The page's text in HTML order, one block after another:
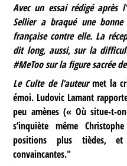
Avec un essai rédigé après
Sellier a braqué une
française contre elle. La
dit long, aussi, sur la
#MeToo sur la figure sacrée
Le Culte de l’auteurmet la
émoi. Ludovic Lamant
peu amènes (« Où situe-t-
s’inquiète même
positions plus tièdes, et
convaincantes."